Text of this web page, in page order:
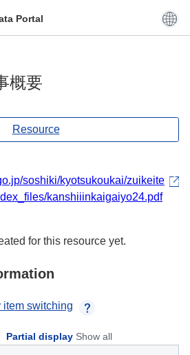
Portal
概要
Resource
soshiki/kyotsukoukai/zuikeite
kanshiiinkaigaiyo24.pdf
for this resource yet.
item switching
Partial display Show all